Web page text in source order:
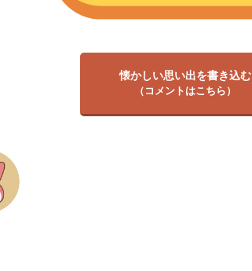
懐かしい思い出を書き込む
（コメントはこちら）